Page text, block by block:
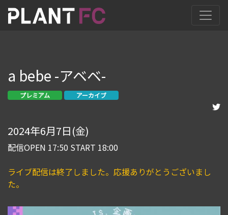
a bebe -アベベ-
プレミアム アーカイブ
2024年6月7日(金)
配信OPEN 17:50 START 18:00
ライブ配信は終了しました。応援ありがとうございまし
た。